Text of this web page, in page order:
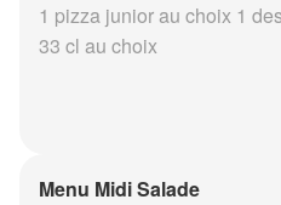
1 pizza junior au choix 1
33 cl au choix
Menu Midi Salade